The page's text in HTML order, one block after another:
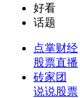
好看
话题
点掌财经
股票直播
砖家团
说说股票